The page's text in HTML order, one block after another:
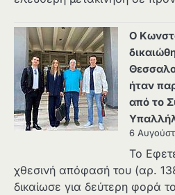
Ο
ήταν
από το
6
Το
χθεσινή απόφασή του (αρ.
δικαίωσε για δεύτερη φορά